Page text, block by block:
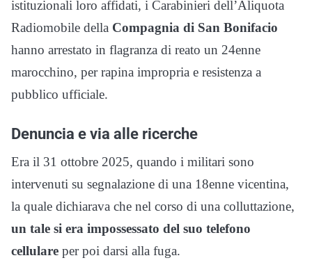
istituzionali loro affidati, i Carabinieri dell’Aliquota
Radiomobile della Compagnia di San Bonifacio
hanno arrestato in flagranza di reato un 24enne
marocchino, per rapina impropria e resistenza a
pubblico ufficiale.
Denuncia e via alle ricerche
Era il 31 ottobre 2025, quando i militari sono
intervenuti su segnalazione di una 18enne vicentina,
la quale dichiarava che nel corso di una colluttazione,
un tale si era impossessato del suo telefono
cellulare per poi darsi alla fuga.